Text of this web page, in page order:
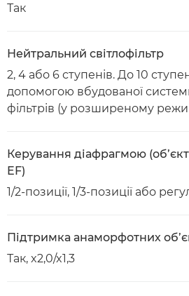
Так
Нейтральний світлофільтр
2, 4 або 6 ступенів. До 10
допомогою вбудованої
фільтрів (у розширеному
Керування діафрагмою
EF)
1/2-позиції, 1/3-позиції або
Підтримка анаморфотних
Так, x2,0/x1,3